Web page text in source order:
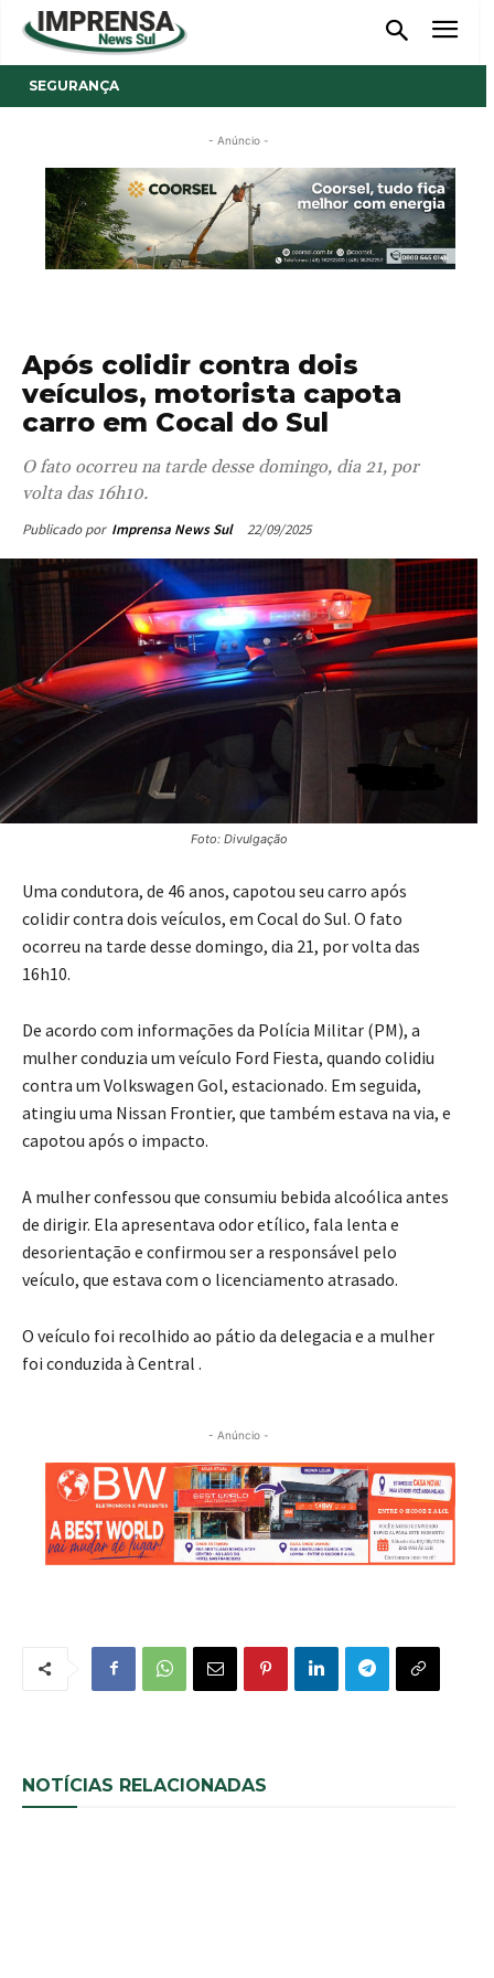
SEGURANÇA
- Anúncio -
Após colidir contra dois
veículos, motorista capota
carro em Cocal do Sul
O fato ocorreu na tarde desse domingo, dia 21, por
volta das 16h10.
Publicado por Imprensa News Sul 22/09/2025
Foto: Divulgação
Uma condutora, de 46 anos, capotou seu carro após
colidir contra dois veículos, em Cocal do Sul. O fato
ocorreu na tarde desse domingo, dia 21, por volta das
16h10.
De acordo com informações da Polícia Militar (PM), a
mulher conduzia um veículo Ford Fiesta, quando colidiu
contra um Volkswagen Gol, estacionado. Em seguida,
atingiu uma Nissan Frontier, que também estava na via, e
capotou após o impacto.
A mulher confessou que consumiu bebida alcoólica antes
de dirigir. Ela apresentava odor etílico, fala lenta e
desorientação e confirmou ser a responsável pelo
veículo, que estava com o licenciamento atrasado.
O veículo foi recolhido ao pátio da delegacia e a mulher
foi conduzida à Central .
- Anúncio -
NOTÍCIAS RELACIONADAS